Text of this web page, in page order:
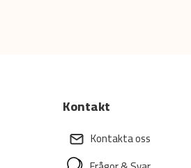
Kontakt
Kontakta oss